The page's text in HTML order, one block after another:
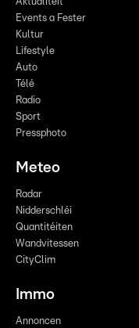
Aktualitéit
Events a Fester
Kultur
Lifestyle
Auto
Télé
Radio
Sport
Pressphoto
Meteo
Radar
Nidderschléi
Quantitéiten
Wandvitessen
CityClim
Immo
Annoncen